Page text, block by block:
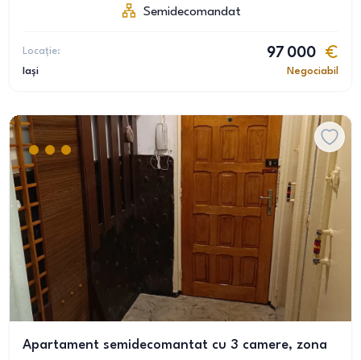
Semidecomandat
Locație:
Iași
97 000
Negociabil
Apartament semidecomantat cu 3 camere, zona